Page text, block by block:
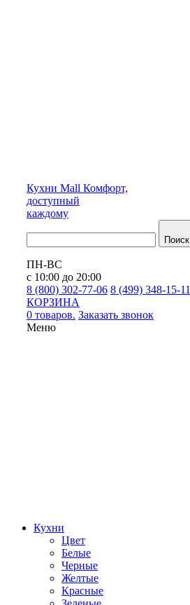
Кухни Mall Комфорт,
доступный
каждому
Поиск
ПН-ВС
с 10:00 до 20:00
8 (800) 302-77-06 8 (499) 348-15-11
КОРЗИНА
0 товаров. Заказать звонок
Меню
Кухни
Цвет
Белые
Черные
Желтые
Красные